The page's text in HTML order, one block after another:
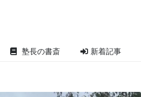
塾長の書斎 新着記事